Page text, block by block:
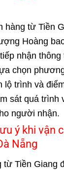
hàng từ Tiền
Hoàng
nhận thông
chọn
lộ trình và
sát quá trình
người nhận.
ý khi vận
Nẵng
từ Tiền Giang